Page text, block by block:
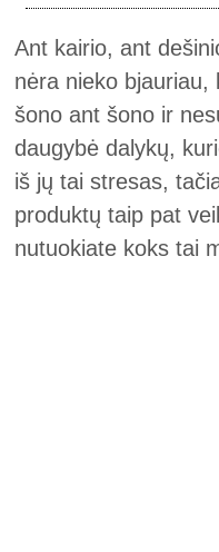
Ant kairio, ant
nėra nieko
šono ant šono ir
daugybė dalykų,
iš jų tai stresas,
produktų taip pat
nutuokiate koks tai